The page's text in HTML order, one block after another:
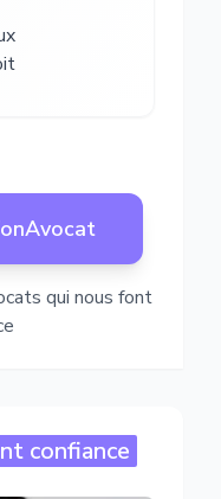
qui nous font
confiance